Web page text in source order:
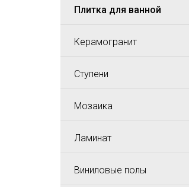
Плитка для ванной
Керамогранит
Ступени
Мозаика
Ламинат
Виниловые полы